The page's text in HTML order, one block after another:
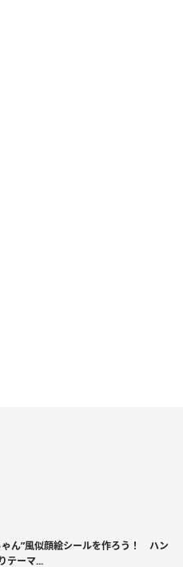
ゃん”風似顔絵シールを作ろう！ ハン
テーマ...